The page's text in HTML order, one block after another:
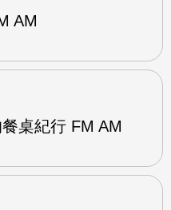
AM
桌紀行 FM AM